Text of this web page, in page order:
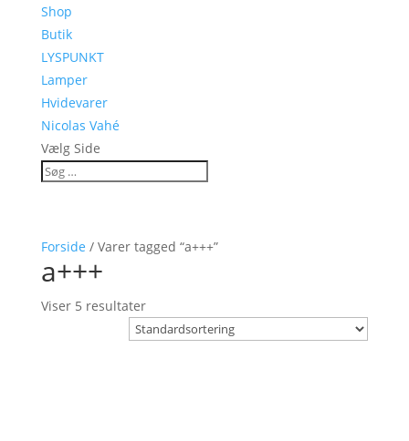
Shop
Butik
LYSPUNKT
Lamper
Hvidevarer
Nicolas Vahé
Vælg Side
Forside / Varer tagged “a+++”
a+++
Viser 5 resultater